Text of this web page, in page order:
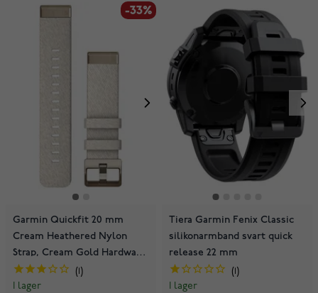
-33%
Garmin Quickfit 20 mm
Cream Heathered Nylon
Strap, Cream Gold Hardware
010-13102-07
I lager
Tiera Garmin Fenix Classic
silikonarmband svart quick
release 22 mm
I lager